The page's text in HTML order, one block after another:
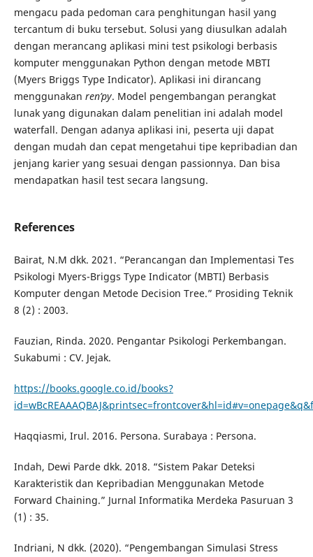
mengacu pada pedoman cara penghitungan hasil yang
tercantum di buku tersebut. Solusi yang diusulkan adalah
dengan merancang aplikasi mini test psikologi berbasis
komputer menggunakan Python dengan metode MBTI
(Myers Briggs Type Indicator). Aplikasi ini dirancang
menggunakan ren’py. Model pengembangan perangkat
lunak yang digunakan dalam penelitian ini adalah model
waterfall. Dengan adanya aplikasi ini, peserta uji dapat
dengan mudah dan cepat mengetahui tipe kepribadian dan
jenjang karier yang sesuai dengan passionnya. Dan bisa
mendapatkan hasil test secara langsung.
References
Bairat, N.M dkk. 2021. “Perancangan dan Implementasi Tes
Psikologi Myers-Briggs Type Indicator (MBTI) Berbasis
Komputer dengan Metode Decision Tree.” Prosiding Teknik
8 (2) : 2003.
Fauzian, Rinda. 2020. Pengantar Psikologi Perkembangan.
Sukabumi : CV. Jejak.
https://books.google.co.id/books?
Haqqiasmi, Irul. 2016. Persona. Surabaya : Persona.
Indah, Dewi Parde dkk. 2018. “Sistem Pakar Deteksi
Karakteristik dan Kepribadian Menggunakan Metode
Forward Chaining.” Jurnal Informatika Merdeka Pasuruan 3
(1) : 35.
Indriani, N dkk. (2020). “Pengembangan Simulasi Stress